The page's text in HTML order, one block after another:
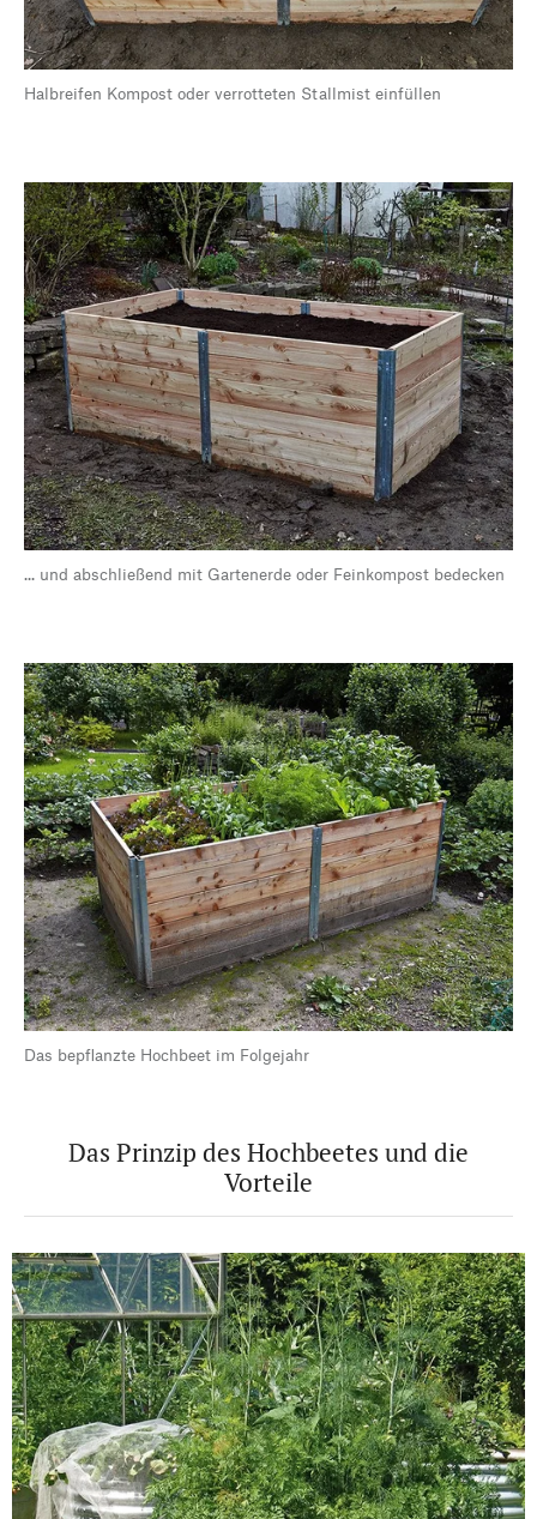
Halbreifen Kompost oder verrotteten Stallmist einfüllen
... und abschließend mit Gartenerde oder Feinkompost bedecken
Das bepflanzte Hochbeet im Folgejahr
Das Prinzip des Hochbeetes und die
Vorteile